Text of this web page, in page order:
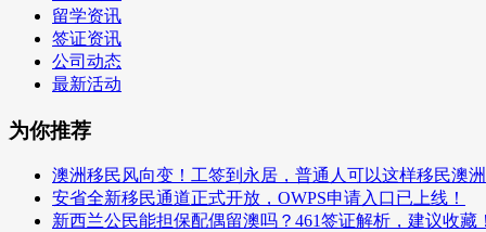
留学资讯
签证资讯
公司动态
最新活动
为你推荐
澳洲移民风向变！工签到永居，普通人可以这样移民澳洲
安省全新移民通道正式开放，OWPS申请入口已上线！
新西兰公民能担保配偶留澳吗？461签证解析，建议收藏！